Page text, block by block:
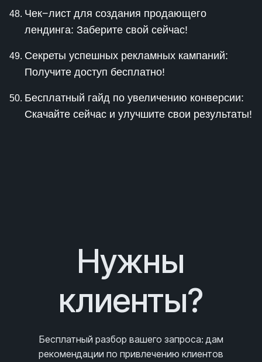
Чек−лист для создания продающего
лендинга: Заберите свой сейчас!
Секреты успешных рекламных кампаний:
Получите доступ бесплатно!
Бесплатный гайд по увеличению конверсии:
Скачайте сейчас и улучшите свои результаты!
Нужны
клиенты?
Бесплатный разбор вашего запроса: дам
рекомендации по привлечению клиентов